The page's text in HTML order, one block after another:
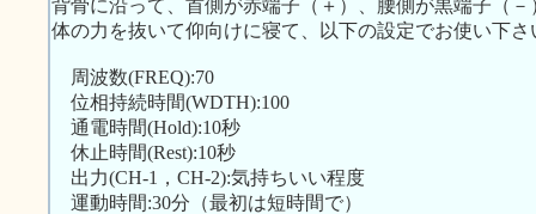
背骨に沿って、首側が赤端子（＋）、腰側が黒端子（
体の力を抜いて仰向けに寝て、以下の設定でお使い下さ
周波数(FREQ):70
位相持続時間(WDTH):100
通電時間(Hold):10秒
休止時間(Rest):10秒
出力(CH-1，CH-2):気持ちいい程度
運動時間:30分（最初は短時間で）